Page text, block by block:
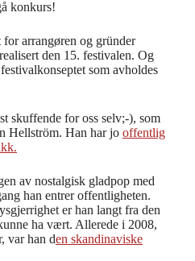
konkurs!
arrangøren og gründer
den 15. festivalen. Og
som avholdes
skuffende for oss selv;-), som
Hellström. Han har jo offentlig
av nostalgisk gladpop med
han entrer offentligheten.
er han langt fra den
ha vært. Allerede i 2008,
var han den skandinaviske